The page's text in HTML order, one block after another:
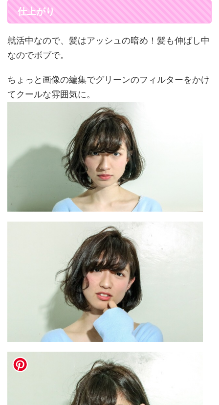
仕上がり
就活中なので、髪はアッシュの暗め！髪も伸ばし中
なのでボブで。
ちょっと画像の編集でグリーンのフィルターをかけ
てクールな雰囲気に。